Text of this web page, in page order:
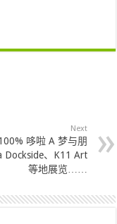
Next
哆啦 A 梦与朋
Dockside、K11 Art
等地展览……